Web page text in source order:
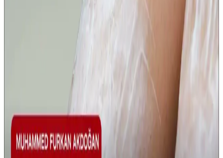
Nutrigen Balık Yağı + L-Arjinin şurubu, çocukların gelişimini
destekleyen, portakal aromasıyla kolayca tüketilen doğal içerikli bir
takviyedir. Bağışıklık ve kemik sağlığına katkı sağlar.
Çocuklar İçin Diş Fırçası Karşılaştırması: Doğal ve
U Tipi Tasarımların Özellikleri
İki farklı çocuk diş fırçasını detaylı şekilde karşılaştırıyoruz. Doğal
dezavantajlarıyla, kullanım kolaylığı ve kullanıcı yorumlarıyla ilgili
bilgiler içerir.
Watsons Shiba Çocuk Diş Fırçası 2'li Kırmızı Mavi
Güvenli ve Etkili Diş Temizliği